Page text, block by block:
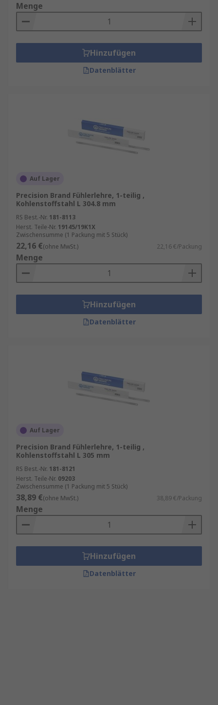
Menge
Hinzufügen
Datenblätter
Auf Lager
Precision Brand Fühlerlehre, 1-teilig ,
Kohlenstoffstahl L 304.8 mm
RS Best.-Nr. 181-8113
Herst. Teile-Nr. 19145/19K1X
Zwischensumme (1 Packung mit 5 Stück)
22,16 €(ohne MwSt.) 22,16 €/Packung
Menge
Hinzufügen
Datenblätter
Auf Lager
Precision Brand Fühlerlehre, 1-teilig ,
Kohlenstoffstahl L 305 mm
RS Best.-Nr. 181-8121
Herst. Teile-Nr. 09203
Zwischensumme (1 Packung mit 5 Stück)
38,89 €(ohne MwSt.) 38,89 €/Packung
Menge
Hinzufügen
Datenblätter